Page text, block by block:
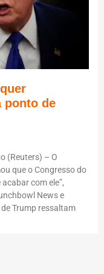
ponto de
(Reuters) – O
que o Congresso do
com ele”,
News e
Trump ressaltam